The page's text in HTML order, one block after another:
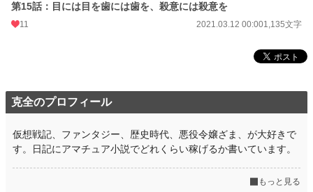
第15話：目には目を歯には歯を、殺意には殺意を
11 2021.03.12 00:001,135文字
克全のプロフィール
仮想戦記、ファンタジー、歴史時代、悪役令嬢ざま、が大好きで
す。日記にアマチュア小説でどれくらい稼げるか書いています。
もっと見る